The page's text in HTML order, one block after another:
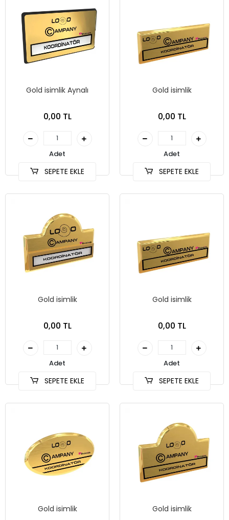
Gold isimlik Aynalı
0,00 TL
Adet
SEPETE EKLE
Gold isimlik
0,00 TL
Adet
SEPETE EKLE
Gold isimlik
0,00 TL
Adet
SEPETE EKLE
Gold isimlik
0,00 TL
Adet
SEPETE EKLE
Gold isimlik Gold isimlik